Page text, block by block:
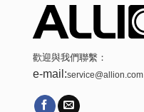
歡迎與我們聯繫：
e-mail:service@allion.com